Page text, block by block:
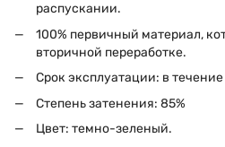
распускании.
100% первичный материал,
вторичной переработке.
Срок эксплуатации: в течение
Степень затенения: 85%
Цвет: темно-зеленый.